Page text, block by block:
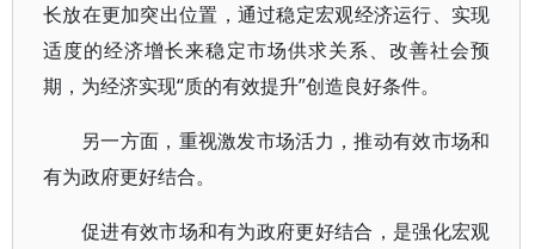
长放在更加突出位置，通过稳定宏观经济运行、实现
适度的经济增长来稳定市场供求关系、改善社会预
期，为经济实现“质的有效提升”创造良好条件。
另一方面，重视激发市场活力，推动有效市场和
有为政府更好结合。
促进有效市场和有为政府更好结合，是强化宏观